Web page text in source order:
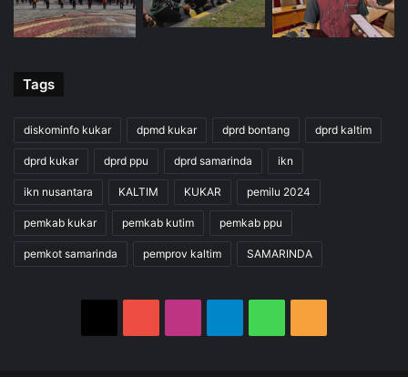
Tags
diskominfo kukar dpmd kukar dprd bontang dprd kaltim
dprd kukar dprd ppu dprd samarinda ikn
ikn nusantara KALTIM KUKAR pemilu 2024
pemkab kukar pemkab kutim pemkab ppu
pemkot samarinda pemprov kaltim SAMARINDA